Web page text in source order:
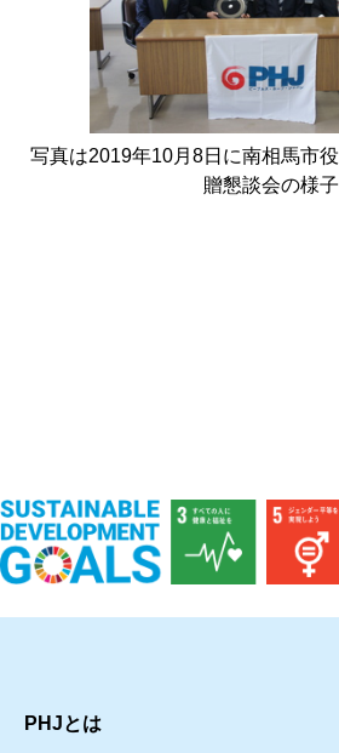
写真は2019年10月8日に南相馬市
贈懇談会の様子
PHJとは